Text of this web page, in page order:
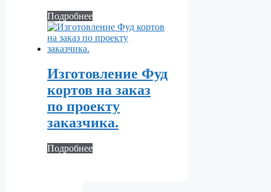
Подробнее
Изготовление Фуд
кортов на заказ
по проекту
заказчика.
Подробнее